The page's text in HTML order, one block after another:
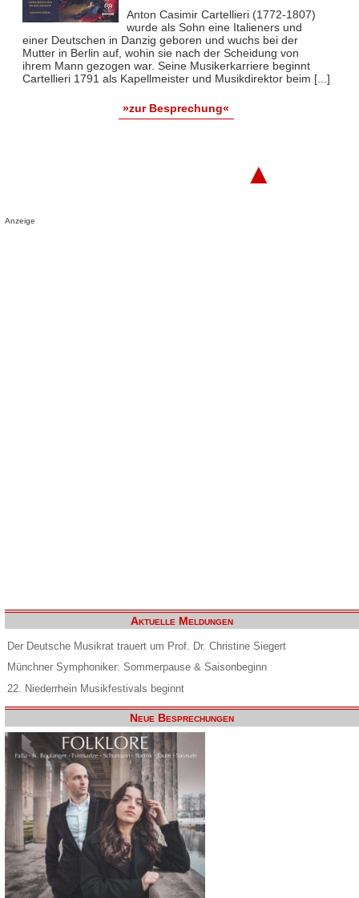
Anton Casimir Cartellieri (1772-1807)
wurde als Sohn eine Italieners und
einer Deutschen in Danzig geboren und wuchs bei der
Mutter in Berlin auf, wohin sie nach der Scheidung von
ihrem Mann gezogen war. Seine Musikerkarriere beginnt
Cartellieri 1791 als Kapellmeister und Musikdirektor beim [...]
»zur Besprechung«
▲
Anzeige
Aktuelle Meldungen
Der Deutsche Musikrat trauert um Prof. Dr. Christine Siegert
Münchner Symphoniker: Sommerpause & Saisonbeginn
22. Niederrhein Musikfestivals beginnt
Neue Besprechungen